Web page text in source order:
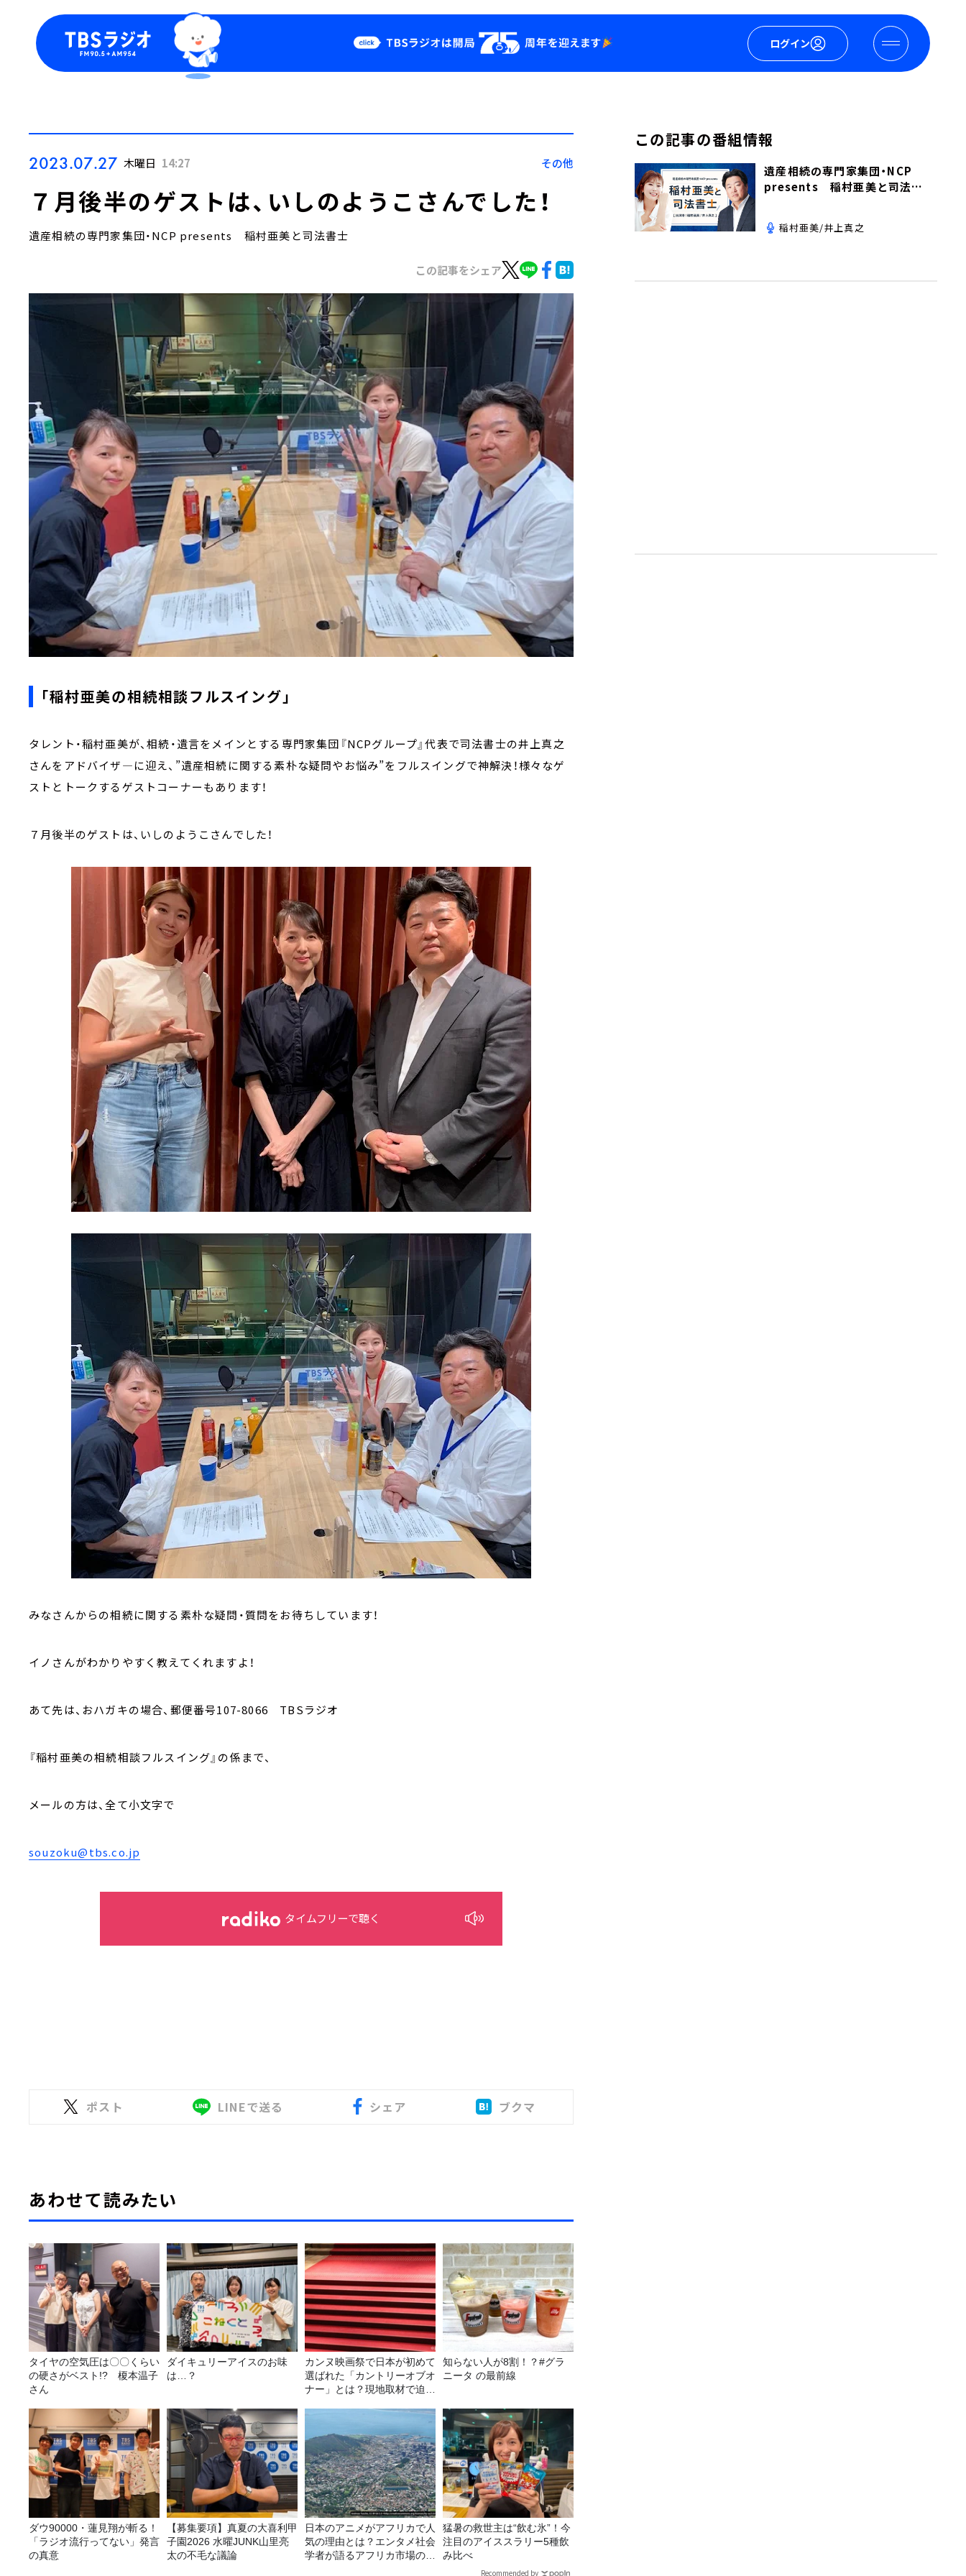
ログイン
Podcast
YouTube
2023.07.27 木曜日 14:27 その他
７月後半のゲストは、いしのようこさんでした！
遺産相続の専門家集団・NCP presents 稲村亜美と司法書士
この記事をシェア
「稲村亜美の相続相談フルスイング」
タレント・稲村亜美が、相続・遺言をメインとする専門家集団『NCPグループ』代表で司法書士の井上真之
さんをアドバイザ―に迎え、”遺産相続に関する素朴な疑問やお悩み”をフルスイングで神解決！様々なゲ
ストとトークするゲストコーナーもあります！
７月後半のゲストは、いしのようこさんでした！
みなさんからの相続に関する素朴な疑問・質問をお待ちしています！
イノさんがわかりやすく教えてくれますよ！
あて先は、おハガキの場合、郵便番号107-8066 TBSラジオ
『稲村亜美の相続相談フルスイング』の係まで、
メールの方は、全て小文字で
souzoku@tbs.co.jp
タイムフリーで聴く
ポスト LINEで送る シェア ブクマ
あわせて読みたい
タイヤの空気圧は〇〇くらい
の硬さがベスト!? 榎本温子
さん
ダイキュリーアイスのお味
は…？
カンヌ映画祭で日本が初めて
選ばれた「カントリーオブオ
ナー」とは？現地取材で迫る
知らない人が8割！？#グラ
ニータ の最前線
ダウ90000・蓮見翔が斬る！
「ラジオ流行ってない」発言
の真意
【募集要項】真夏の大喜利甲
子園2026 水曜JUNK山里亮
太の不毛な議論
日本のアニメがアフリカで人
気の理由とは？エンタメ社会
学者が語るアフリカ市場のリ
猛暑の救世主は“飲む氷”！今
注目のアイススラリー5種飲
み比べ
Recommended by
この記事の番組情報
遺産相続の専門家集団・NCP
presents 稲村亜美と司法書
稲村亜美/井上真之